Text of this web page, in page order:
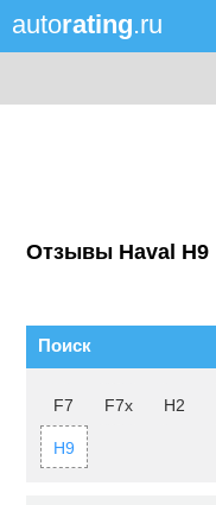
autorating.ru
Отзывы Haval H9
Поиск
F7 F7x H2
H9